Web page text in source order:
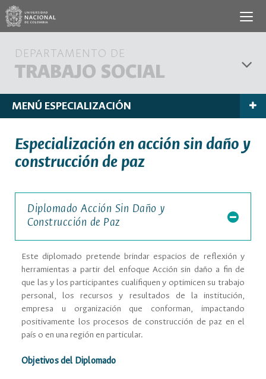
DEPARTAMENTO DE
TRABAJO SOCIAL
MENÚ ESPECIALIZACIÓN
Especialización en acción sin daño y
construcción de paz
Diplomado Acción Sin Daño y
Construcción de Paz
Este diplomado pretende brindar espacios de reﬂexión y
herramientas a partir del enfoque Acción sin daño a ﬁn de
que las y los participantes cualiﬁquen y optimicen su trabajo
personal, los recursos y resultados de la institución,
empresa u organización que conforman, impactando
positivamente los procesos de construcción de paz en el
país o en una región en particular.
Objetivos del Diplomado